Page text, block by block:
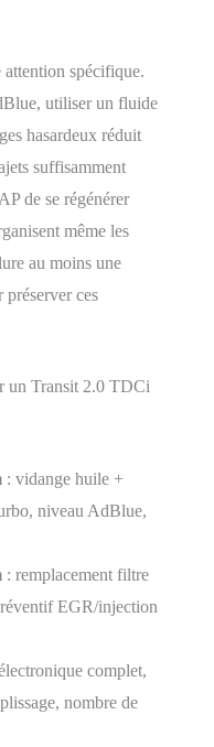
spécifique.
utiliser un fluide
hasardeux réduit
suffisamment
de se régénérer
même les
au moins une
préserver ces
un Transit 2.0 TDCi
: vidange huile +
niveau AdBlue,
: remplacement filtre
EGR/injection
complet,
nombre de